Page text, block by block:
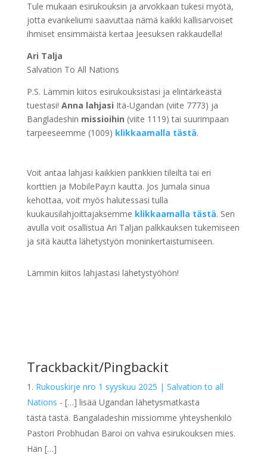
Tule mukaan esirukouksin ja arvokkaan tukesi myötä,
jotta evankeliumi saavuttaa nämä kaikki kallisarvoiset
ihmiset ensimmäistä kertaa Jeesuksen rakkaudella!
Ari Talja
Salvation To All Nations
P.S. Lämmin kiitos esirukouksistasi ja elintärkeästä
tuestasi! Anna lahjasi Itä-Ugandan (viite 7773) ja
Bangladeshin missioihin (viite 1119) tai suurimpaan
tarpeeseemme (1009) klikkaamalla tästä.
Voit antaa lahjasi kaikkien pankkien tileiltä tai eri
korttien ja MobilePay:n kautta. Jos Jumala sinua
kehottaa, voit myös halutessasi tulla
kuukausilahjoittajaksemme klikkaamalla tästä. Sen
avulla voit osallistua Ari Taljan palkkauksen tukemiseen
ja sitä kautta lähetystyön moninkertaistumiseen.
Lämmin kiitos lahjastasi lähetystyöhön!
Trackbackit/Pingbackit
Rukouskirje nro 1 syyskuu 2025 | Salvation to all
Nations - […] lisää Ugandan lähetysmatkasta
tästä tästä. Bangaladeshin missiomme yhteyshenkilö
Pastori Probhudan Baroi on vahva esirukouksen mies.
Hän […]